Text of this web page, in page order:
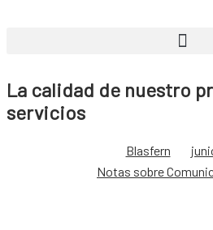
La calidad de nuestro
servicios
Blasfern
Notas sobre